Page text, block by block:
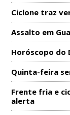
Ciclone traz
Assalto em
Horóscopo do
Quinta-feira
Frente fria e
alerta